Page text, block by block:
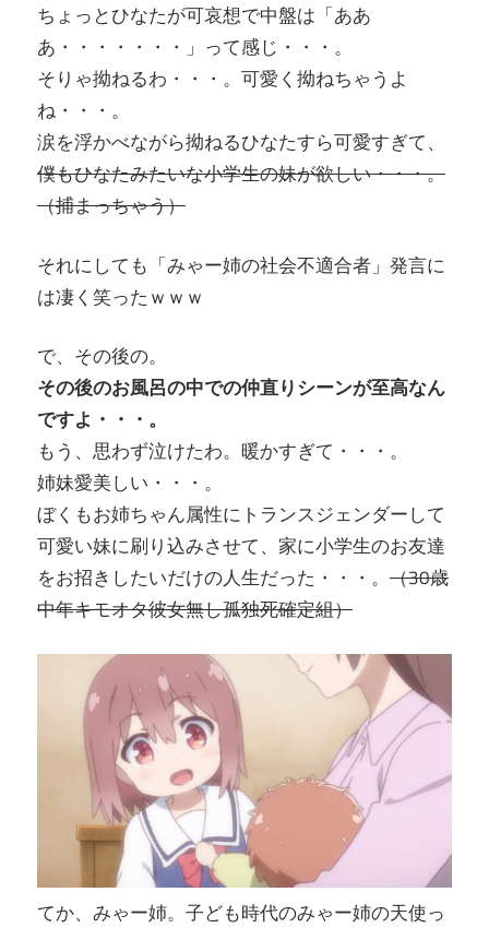
ちょっとひなたが可哀想で中盤は「ああ
あ・・・・・・・」って感じ・・・。
そりゃ拗ねるわ・・・。可愛く拗ねちゃうよ
ね・・・。
涙を浮かべながら拗ねるひなたすら可愛すぎて、
僕もひなたみたいな小学生の妹が欲しい・・・。
（捕まっちゃう）
それにしても「みゃー姉の社会不適合者」発言に
は凄く笑ったｗｗｗ
で、その後の。
その後のお風呂の中での仲直りシーンが至高なん
ですよ・・・。
もう、思わず泣けたわ。暖かすぎて・・・。
姉妹愛美しい・・・。
ぼくもお姉ちゃん属性にトランスジェンダーして
可愛い妹に刷り込みさせて、家に小学生のお友達
をお招きしたいだけの人生だった・・・。 （30歳
中年キモオタ彼女無し孤独死確定組）
てか、みゃー姉。子ども時代のみゃー姉の天使っ